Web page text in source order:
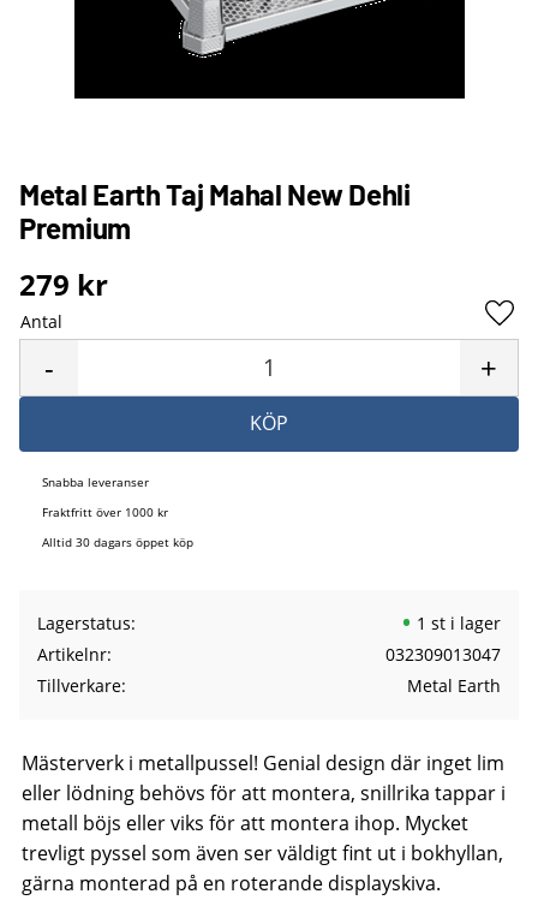
Metal Earth Taj Mahal New Dehli
Premium
279 kr
Antal
+
-
KÖP
Snabba leveranser
Fraktfritt över 1000 kr
Alltid 30 dagars öppet köp
Lagerstatus
1 st i lager
Artikelnr
032309013047
Tillverkare
Metal Earth
Mästerverk i metallpussel! Genial design där inget lim
eller lödning behövs för att montera, snillrika tappar i
metall böjs eller viks för att montera ihop. Mycket
trevligt pyssel som även ser väldigt fint ut i bokhyllan,
gärna monterad på en roterande displayskiva.